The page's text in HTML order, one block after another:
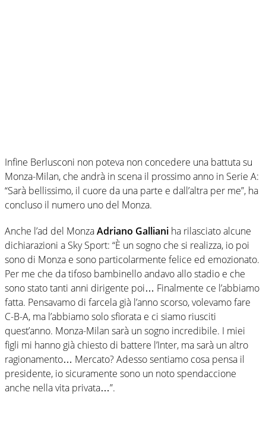
Infine Berlusconi non poteva non concedere una battuta su
Monza-Milan, che andrà in scena il prossimo anno in Serie A:
“Sarà bellissimo, il cuore da una parte e dall’altra per me”, ha
concluso il numero uno del Monza.
Anche l’ad del MonzaAdriano Galliani ha rilasciato alcune
dichiarazioni a Sky Sport: “È un sogno che si realizza, io poi
sono di Monza e sono particolarmente felice ed emozionato.
Per me che da tifoso bambinello andavo allo stadio e che
sono stato tanti anni dirigente poi… Finalmente ce l’abbiamo
fatta. Pensavamo di farcela già l’anno scorso, volevamo fare
C-B-A, ma l’abbiamo solo sfiorata e ci siamo riusciti
quest’anno. Monza-Milan sarà un sogno incredibile. I miei
figli mi hanno già chiesto di battere l’Inter, ma sarà un altro
ragionamento… Mercato? Adesso sentiamo cosa pensa il
presidente, io sicuramente sono un noto spendaccione
anche nella vita privata…”.